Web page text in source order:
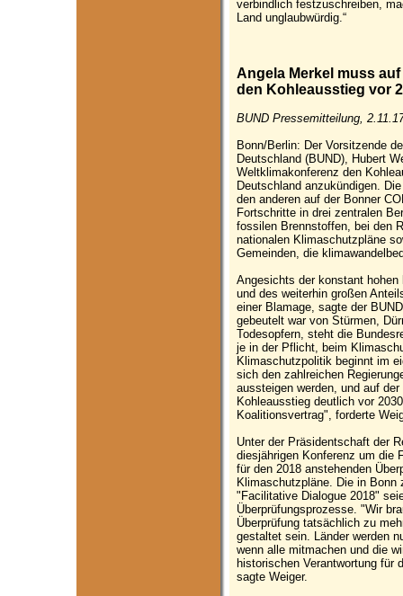
verbindlich festzuschreiben,
Land unglaubwürdig.“
Angela Merkel muss
den Kohleausstieg vor
BUND Pressemitteilung,
Bonn/Berlin: Der Vorsitzende
Deutschland (BUND), Hubert
Weltklimakonferenz den
Deutschland anzukündigen.
den anderen auf der Bonner
Fortschritte in drei zentralen
fossilen Brennstoffen, bei den
nationalen Klimaschutzpläne
Gemeinden, die
Angesichts der konstant
und des weiterhin großen
einer Blamage, sagte der
gebeutelt war von Stürmen,
Todesopfern, steht die
je in der Pflicht, beim
Klimaschutzpolitik beginnt im
sich den zahlreichen
aussteigen werden, und auf
Kohleausstieg deutlich vor
Koalitionsvertrag", forderte
Unter der Präsidentschaft der
diesjährigen Konferenz um die
für den 2018 anstehenden
Klimaschutzpläne. Die in Bonn
"Facilitative Dialogue 2018"
Überprüfungsprozesse. "Wir
Überprüfung tatsächlich zu
gestaltet sein. Länder werden
wenn alle mitmachen und die
historischen Verantwortung für
sagte Weiger.